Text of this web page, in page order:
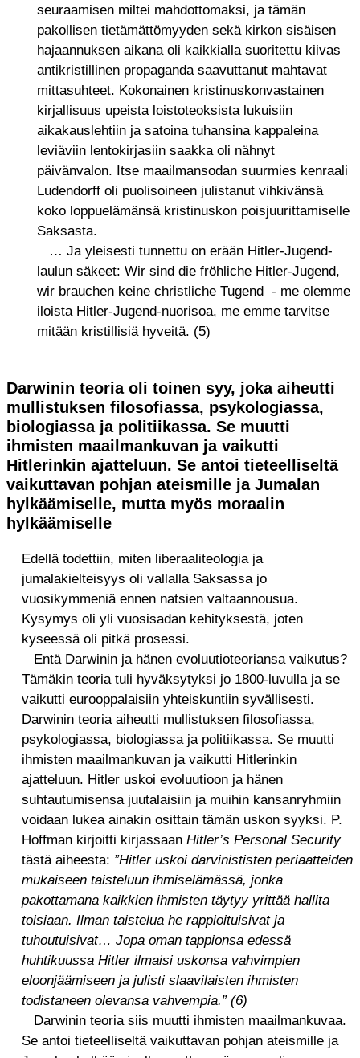
seuraamisen miltei mahdottomaksi, ja tämän
pakollisen tietämättömyyden sekä kirkon sisäisen
hajaannuksen aikana oli kaikkialla suoritettu kiivas
antikristillinen propaganda saavuttanut mahtavat
mittasuhteet. Kokonainen kristinuskonvastainen
kirjallisuus upeista loistoteoksista lukuisiin
aikakauslehtiin ja satoina tuhansina kappaleina
leviäviin lentokirjasiin saakka oli nähnyt
päivänvalon. Itse maailmansodan suurmies kenraali
Ludendorff oli puolisoineen julistanut vihkivänsä
koko loppuelämänsä kristinuskon poisjuurittamiselle
Saksasta.
… Ja yleisesti tunnettu on erään Hitler-Jugend-
laulun säkeet: Wir sind die fröhliche Hitler-Jugend,
wir brauchen keine christliche Tugend - me olemme
iloista Hitler-Jugend-nuorisoa, me emme tarvitse
mitään kristillisiä hyveitä. (5)
Darwinin teoria oli toinen syy, joka aiheutti
mullistuksen filosofiassa, psykologiassa,
biologiassa ja politiikassa. Se muutti
ihmisten maailmankuvan ja vaikutti
Hitlerinkin ajatteluun. Se antoi tieteelliseltä
vaikuttavan pohjan ateismille ja Jumalan
hylkäämiselle, mutta myös moraalin
hylkäämiselle
Edellä todettiin, miten liberaaliteologia ja
jumalakielteisyys oli vallalla Saksassa jo
vuosikymmeniä ennen natsien valtaannousua.
Kysymys oli yli vuosisadan kehityksestä, joten
kyseessä oli pitkä prosessi.
Entä Darwinin ja hänen evoluutioteoriansa vaikutus?
Tämäkin teoria tuli hyväksytyksi jo 1800-luvulla ja se
vaikutti eurooppalaisiin yhteiskuntiin syvällisesti.
Darwinin teoria aiheutti mullistuksen filosofiassa,
psykologiassa, biologiassa ja politiikassa. Se muutti
ihmisten maailmankuvan ja vaikutti Hitlerinkin
ajatteluun. Hitler uskoi evoluutioon ja hänen
suhtautumisensa juutalaisiin ja muihin kansanryhmiin
voidaan lukea ainakin osittain tämän uskon syyksi. P.
Hoffman kirjoitti kirjassaan Hitler’s Personal Security
tästä aiheesta: ”Hitler uskoi darvinististen periaatteiden
mukaiseen taisteluun ihmiselämässä, jonka
pakottamana kaikkien ihmisten täytyy yrittää hallita
toisiaan. Ilman taistelua he rappioituisivat ja
tuhoutuisivat… Jopa oman tappionsa edessä
huhtikuussa Hitler ilmaisi uskonsa vahvimpien
eloonjäämiseen ja julisti slaavilaisten ihmisten
todistaneen olevansa vahvempia.” (6)
Darwinin teoria siis muutti ihmisten maailmankuvaa.
Se antoi tieteelliseltä vaikuttavan pohjan ateismille ja